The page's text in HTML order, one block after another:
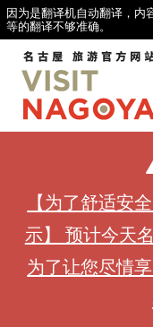
因为是翻译机自动翻译，内
等的翻译不够准确。
【为了舒适安
示】 预计今天
为了让您尽情